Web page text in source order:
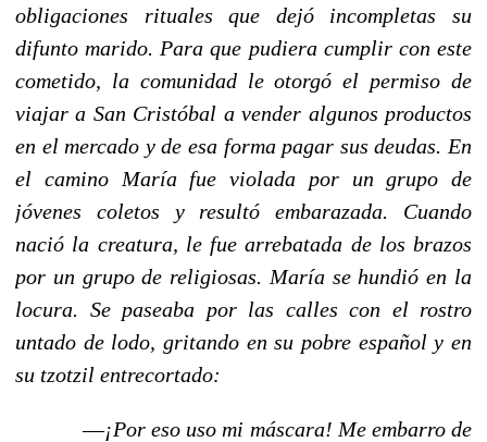
obligaciones rituales que dejó incompletas su
difunto marido. Para que pudiera cumplir con este
cometido, la comunidad le otorgó el permiso de
viajar a San Cristóbal a vender algunos productos
en el mercado y de esa forma pagar sus deudas. En
el camino María fue violada por un grupo de
jóvenes coletos y resultó embarazada. Cuando
nació la creatura, le fue arrebatada de los brazos
por un grupo de religiosas. María se hundió en la
locura. Se paseaba por las calles con el rostro
untado de lodo, gritando en su pobre español y en
su tzotzil entrecortado:
––¡Por eso uso mi máscara! Me embarro de